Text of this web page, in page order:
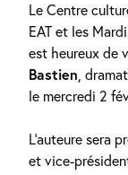
Le Centre
EAT et les
est heureux de
Bastien ,
le mercredi 2
L’auteure sera
et vice-